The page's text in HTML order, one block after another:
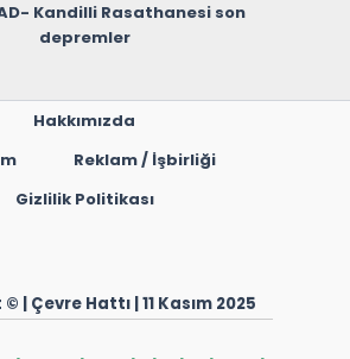
Kandilli Rasathanesi son
depremler
Hakkımızda
Reklam / İşbirliği
Gizlilik Politikası
| Çevre Hattı | 11 Kasım 2025